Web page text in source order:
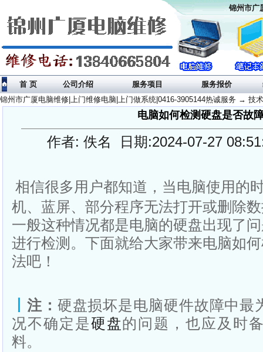
锦州市广
首 页 公司介绍 服务项目 服务报价
锦州市广厦电脑维修|上门维修电脑|上门做系统|0416-3905144热诚服务 → 技
电脑如何检测硬盘是否故
作者: 佚名 日期:2024-07-27
相信很多用户都知道，当电脑使用的
机、蓝屏、部分程序无法打开或删除
一般这种情况都是电脑的硬盘出现了
进行检测。下面就给大家带来电脑如
法吧！
丨 注： 硬盘损坏是电脑硬件故障中最
况不确定是硬盘的问题，也应及时
料。